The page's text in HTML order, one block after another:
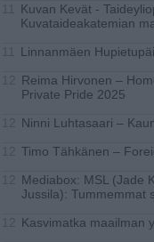
Kuvan Kevät -
Kuvataideakatemian
Linnanmäen
Reima Hirvonen –
Private Pride 2025
Ninni Luhtasaari –
Timo Tähkänen –
Mediabox: MSL (Jade
Jussila): Tummemmat
Kasvimatka maailman